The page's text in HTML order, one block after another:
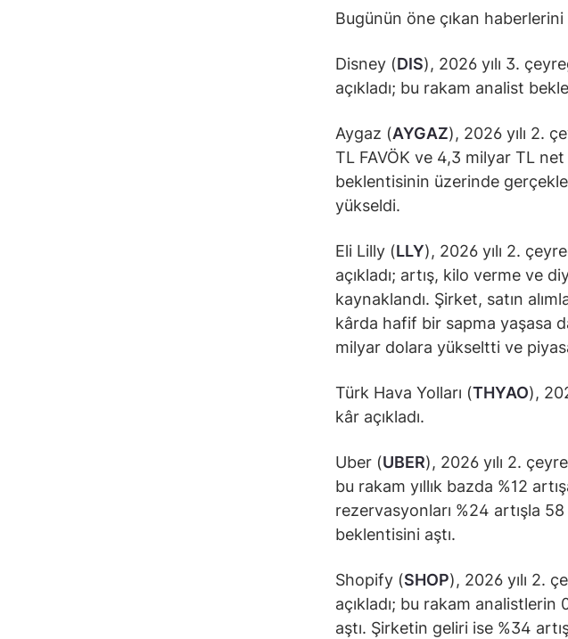
Bugünün öne çıkan haberlerini
Disney (DIS), 2026 yılı 3.
açıkladı; bu rakam analist
Aygaz (AYGAZ), 2026 yılı 2.
TL FAVÖK ve 4,3 milyar TL
beklentisinin üzerinde
yükseldi.
Eli Lilly (LLY), 2026 yılı 2.
açıkladı; artış, kilo verme ve
kaynaklandı. Şirket, satın
kârda hafif bir sapma yaşasa
milyar dolara yükseltti ve
Türk Hava Yolları (THYAO),
kâr açıkladı.
Uber (UBER), 2026 yılı 2.
bu rakam yıllık bazda %12
rezervasyonları %24 artışla
beklentisini aştı.
Shopify (SHOP), 2026 yılı 2.
açıkladı; bu rakam
aştı. Şirketin geliri ise %34